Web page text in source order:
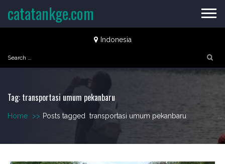
Indonesia
Search
for:
catatankge.com
Tag: transportasi umum pekanbaru
Home >> Posts tagged transportasi umum pekanbaru